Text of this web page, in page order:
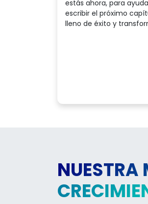
estás ahora, para
escribir el próximo
lleno de éxito y
NUESTRA